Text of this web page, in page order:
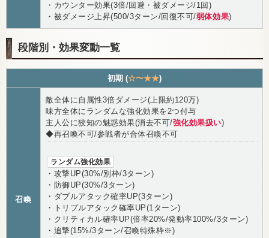
・カウンター効果(3倍/回避・被ダメージ/1回)
・被ダメージ上昇(500/3ターン/回復不可/弱体効果)
段階別・効果変動一覧
初期 (☆〜★★)
召喚
敵全体に自属性3倍ダメージ(上限約120万)
味方全体にランダムな強化効果を2つ付与
主人公に狡知の魅惑効果(消去不可/強化効果扱い)
◆再召喚不可/参戦者が合体召喚不可
ランダム強化効果
・攻撃UP(30%/別枠/3ターン)
・防御UP(30%/3ターン)
・ダブルアタック確率UP(3ターン)
・トリプルアタック確率UP(1ターン)
・クリティカル確率UP(倍率20%/発動率100%/3ターン)
・追撃(15%/3ターン/召喚特殊枠※)